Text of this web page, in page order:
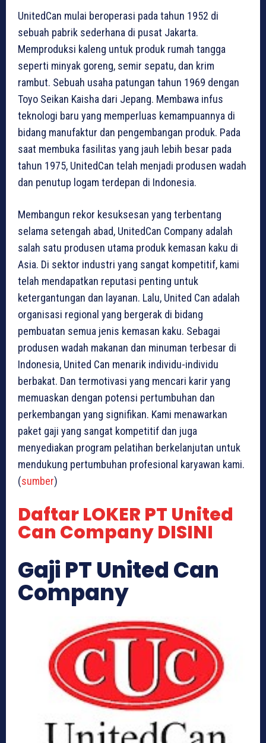
UnitedCan mulai beroperasi pada tahun 1952 di
sebuah pabrik sederhana di pusat Jakarta.
Memproduksi kaleng untuk produk rumah tangga
seperti minyak goreng, semir sepatu, dan krim
rambut. Sebuah usaha patungan tahun 1969 dengan
Toyo Seikan Kaisha dari Jepang. Membawa infus
teknologi baru yang memperluas kemampuannya di
bidang manufaktur dan pengembangan produk. Pada
saat membuka fasilitas yang jauh lebih besar pada
tahun 1975, UnitedCan telah menjadi produsen wadah
dan penutup logam terdepan di Indonesia.
Membangun rekor kesuksesan yang terbentang
selama setengah abad, UnitedCan Company adalah
salah satu produsen utama produk kemasan kaku di
Asia. Di sektor industri yang sangat kompetitif, kami
telah mendapatkan reputasi penting untuk
ketergantungan dan layanan. Lalu, United Can adalah
organisasi regional yang bergerak di bidang
pembuatan semua jenis kemasan kaku. Sebagai
produsen wadah makanan dan minuman terbesar di
Indonesia, United Can menarik individu-individu
berbakat. Dan termotivasi yang mencari karir yang
memuaskan dengan potensi pertumbuhan dan
perkembangan yang signifikan. Kami menawarkan
paket gaji yang sangat kompetitif dan juga
menyediakan program pelatihan berkelanjutan untuk
mendukung pertumbuhan profesional karyawan kami.
(sumber)
Daftar LOKER PT United
Can Company DISINI
Gaji PT United Can
Company